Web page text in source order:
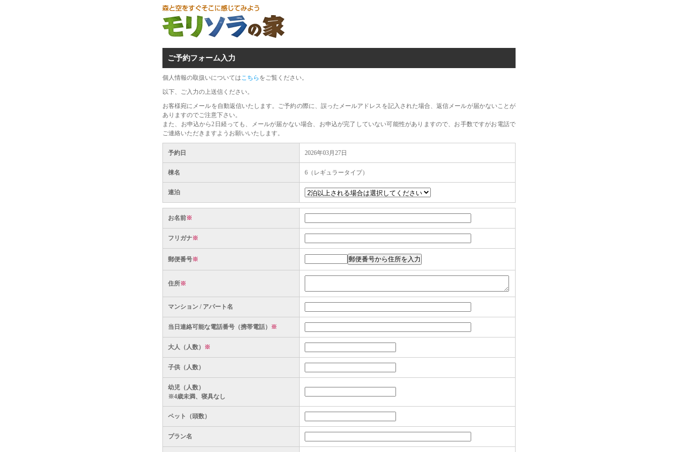
ご予約フォーム入力
個人情報の取扱いについてはこちら をご覧ください。
以下、ご入力の上送信ください。
お客様宛にメールを自動返信いたします。ご予約の際に、誤ったメールアドレスを記入された場合、返信メールが届かないことが
ありますのでご注意下さい。
また、お申込から2日経っても、メールが届かない場合、お申込が完了していない可能性がありますので、お手数ですがお電話で
ご連絡いただきますようお願いいたします。
予約日 2026年03月27日
棟名 6（レギュラータイプ）
連泊
お名前※
フリガナ※
郵便番号※
住所※
マンション / アパート名
当日連絡可能な電話番号（携帯電話） ※
大人（人数） ※
子供（人数）
幼児（人数）
※4歳未満、寝具なし
ペット（頭数）
プラン名